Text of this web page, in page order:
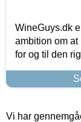
WineGuys.dk
ambition om
for og til den
Vi har